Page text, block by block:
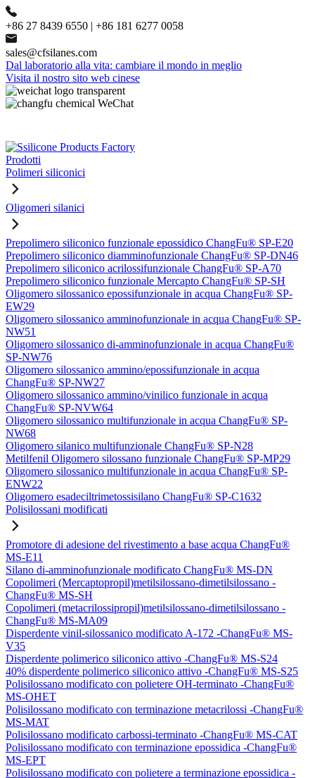
+86 27 8439 6550 | +86 181 6277 0058
sales@cfsilanes.com
Dal laboratorio alla vita: cambiare il mondo in meglio
Visita il nostro sito web cinese
Prodotti
Polimeri siliconici
Oligomeri silanici
Prepolimero siliconico funzionale epossidico ChangFu® SP-E20
Prepolimero siliconico diamminofunzionale ChangFu® SP-DN46
Prepolimero siliconico acrilossifunzionale ChangFu® SP-A70
Prepolimero siliconico funzionale Mercapto ChangFu® SP-SH
Oligomero silossanico epossifunzionale in acqua ChangFu® SP-
EW29
Oligomero silossanico amminofunzionale in acqua ChangFu® SP-
NW51
Oligomero silossanico di-amminofunzionale in acqua ChangFu®
SP-NW76
Oligomero silossanico ammino/epossifunzionale in acqua
ChangFu® SP-NW27
Oligomero silossanico ammino/vinilico funzionale in acqua
ChangFu® SP-NVW64
Oligomero silossanico multifunzionale in acqua ChangFu® SP-
NW68
Oligomero silanico multifunzionale ChangFu® SP-N28
Metilfenil Oligomero silossano funzionale ChangFu® SP-MP29
Oligomero silossanico multifunzionale in acqua ChangFu® SP-
ENW22
Oligomero esadeciltrimetossisilano ChangFu® SP-C1632
Polisilossani modificati
Promotore di adesione del rivestimento a base acqua ChangFu®
MS-E11
Silano di-amminofunzionale modificato ChangFu® MS-DN
Copolimeri (Mercaptopropil)metilsilossano-dimetilsilossano -
ChangFu® MS-SH
Copolimeri (metacrilossipropil)metilsilossano-dimetilsilossano -
ChangFu® MS-MA09
Disperdente vinil-silossanico modificato A-172 -ChangFu® MS-
V35
Disperdente polimerico siliconico attivo -ChangFu® MS-S24
40% disperdente polimerico siliconico attivo -ChangFu® MS-S25
Polisilossano modificato con polietere OH-terminato -ChangFu®
MS-OHET
Polisilossano modificato con terminazione metacrilossi -ChangFu®
MS-MAT
Polisilossano modificato carbossi-terminato -ChangFu® MS-CAT
Polisilossano modificato con terminazione epossidica -ChangFu®
MS-EPT
Polisilossano modificato con polietere a terminazione epossidica -